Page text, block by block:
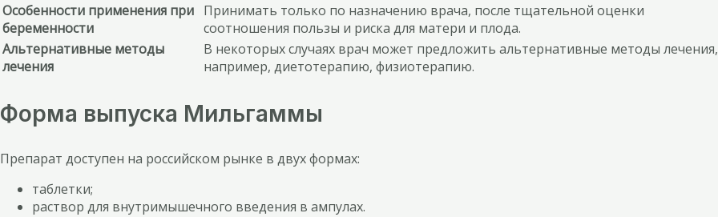
Особенности применения при
беременности
Принимать только по назначению врача, после тщательной оценки
соотношения пользы и риска для матери и плода.
Альтернативные методы
лечения
В некоторых случаях врач может предложить альтернативные методы лечения,
например, диетотерапию, физиотерапию.
Форма выпуска Мильгаммы
Препарат доступен на российском рынке в двух формах:
таблетки;
раствор для внутримышечного введения в ампулах.